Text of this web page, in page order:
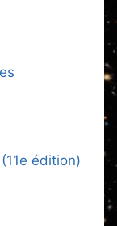
édition)